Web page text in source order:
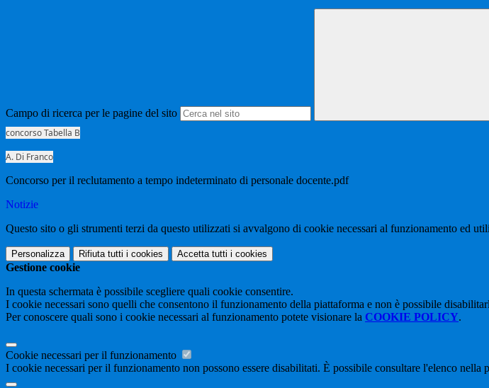
Campo di ricerca per le pagine del sito
concorso Tabella B
A. Di Franco
Concorso per il reclutamento a tempo indeterminato di personale docente.pdf
Notizie
Questo sito o gli strumenti terzi da questo utilizzati si avvalgono di cookie necessari al funzionamento ed
Personalizza Rifiuta tutti i cookies Accetta tutti i cookies
Gestione cookie
In questa schermata è possibile scegliere quali cookie consentire.
I cookie necessari sono quelli che consentono il funzionamento della piattaforma e non è possibile
Per conoscere quali sono i cookie necessari al funzionamento potete visionare la COOKIE POLICY.
Cookie necessari per il funzionamento
I cookie necessari per il funzionamento non possono essere disabilitati. È possibile consultare l'elenco nella